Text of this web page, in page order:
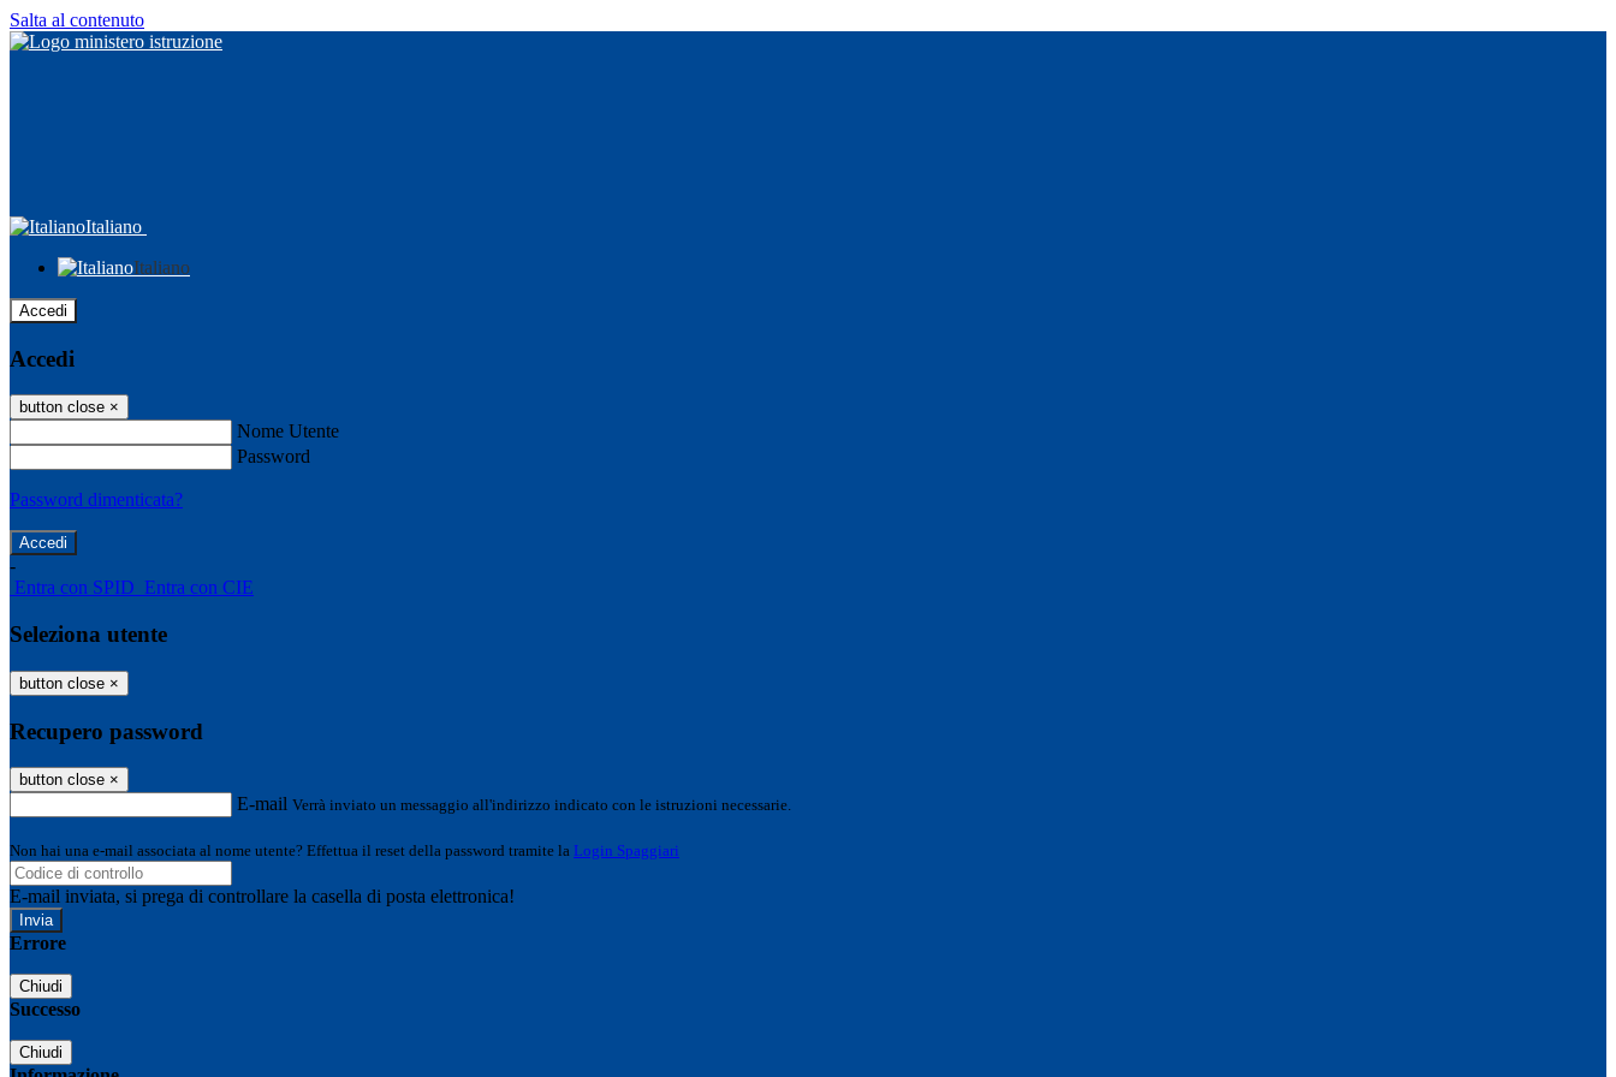
Salta al contenuto
Italiano
Italiano
Accedi
Accedi
button close ×
Nome Utente
Password
Password dimenticata?
-
Entra con SPID Entra con CIE
Seleziona utente
button close ×
Recupero password
button close ×
E-mail Verrà inviato un messaggio all'indirizzo indicato con le istruzioni necessarie.
Non hai una e-mail associata al nome utente? Effettua il reset della password tramite la Login Spaggiari
E-mail inviata, si prega di controllare la casella di posta elettronica!
Errore
Chiudi
Successo
Chiudi